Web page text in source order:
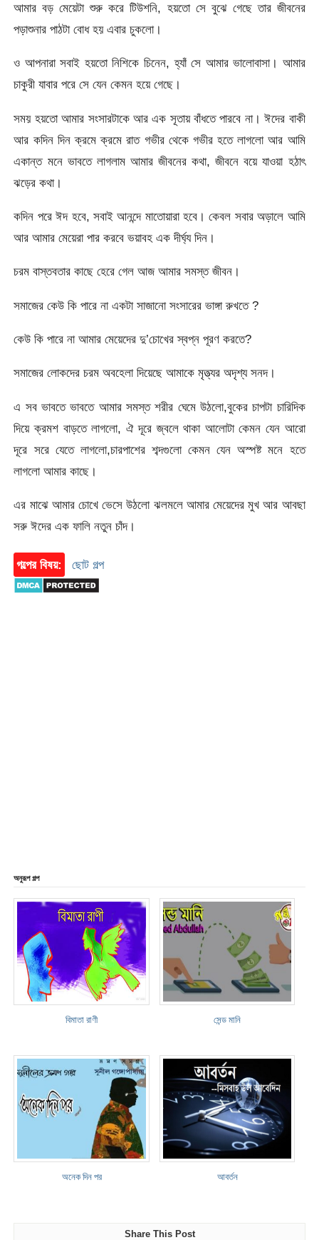
আমার বড় মেয়েটা শুরু করে টিউশনি, হয়তো সে বুঝে গেছে তার জীবনের
পড়াশুনার পাঠটা বোধ হয় এবার চুকলো।
ও আপনারা সবাই হয়তো নিশিকে চিনেন, হ্যাঁ সে আমার ভালোবাসা। আমার
চাকুরী যাবার পরে সে যেন কেমন হয়ে গেছে।
সময় হয়তো আমার সংসারটাকে আর এক সূতায় বাঁধতে পারবে না। ঈদের বাকী
আর কদিন দিন ক্রমে ক্রমে রাত গভীর থেকে গভীর হতে লাগলো আর আমি
একান্ত মনে ভাবতে লাগলাম আমার জীবনের কথা, জীবনে বয়ে যাওয়া হঠাৎ
ঝড়ের কথা।
কদিন পরে ঈদ হবে, সবাই আনন্দে মাতোয়ারা হবে। কেবল সবার অড়ালে আমি
আর আমার মেয়েরা পার করবে ভয়াবহ এক দীর্ঘ্য দিন।
চরম বাস্তবতার কাছে হেরে গেল আজ আমার সমস্ত জীবন।
সমাজের কেউ কি পারে না একটা সাজানো সংসারের ভাঙ্গা রুখতে ?
কেউ কি পারে না আমার মেয়েদের দু’চোখের স্বপ্ন পূরণ করতে?
সমাজের লোকদের চরম অবহেলা দিয়েছে আমাকে মৃত্ত্যর অদৃশ্য সনদ।
এ সব ভাবতে ভাবতে আমার সমস্ত শরীর ঘেমে উঠলো,বুকের চাপটা চারিদিক
দিয়ে ক্রমশ বাড়তে লাগলো, ঐ দূরে জ্বলে থাকা আলোটা কেমন যেন আরো
দূরে সরে যেতে লাগলো,চারপাশের শব্দগুলো কেমন যেন অস্পষ্ট মনে হতে
লাগলো আমার কাছে।
এর মাঝে আমার চোখে ভেসে উঠলো ঝলমলে আমার মেয়েদের মুখ আর আবছা
সরু ঈদের এক ফালি নতুন চাঁদ।
গল্পের বিষয়: ছোট গল্প
অনুরূপ গল্প
বিমাতা রাণী সেন্ড মানি
অনেক দিন পর আবর্তন
Share This Post